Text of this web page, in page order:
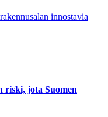
innostavia
riski, jota Suomen